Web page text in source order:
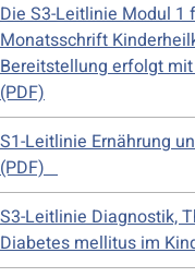
Die S3-Leitlinie Modul 1
Monatsschrift
Bereitstellung erfolgt
(PDF)
S1-Leitlinie Ernährung
(PDF)
S3-Leitlinie Diagnostik,
Diabetes mellitus im